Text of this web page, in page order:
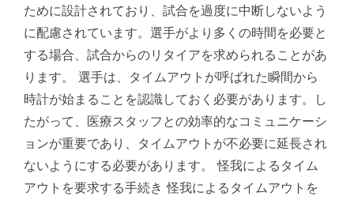
ために設計されており、試合を過度に中断しないよう
に配慮されています。選手がより多くの時間を必要と
する場合、試合からのリタイアを求められることがあ
ります。 選手は、タイムアウトが呼ばれた瞬間から
時計が始まることを認識しておく必要があります。し
たがって、医療スタッフとの効率的なコミュニケーシ
ョンが重要であり、タイムアウトが不必要に延長され
ないようにする必要があります。 怪我によるタイム
アウトを要求する手続き 怪我によるタイムアウトを